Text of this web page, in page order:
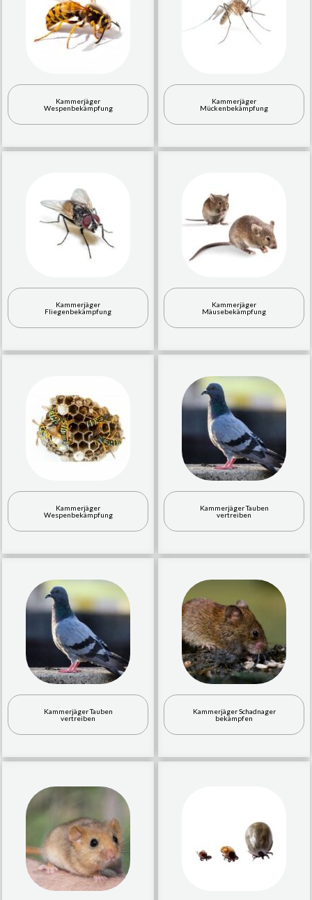
Kammerjäger
Wespenbekämpfung
Kammerjäger
Mückenbekämpfung
Kammerjäger
Fliegenbekämpfung
Kammerjäger
Mäusebekämpfung
Kammerjäger
Wespenbekämpfung
Kammerjäger Tauben
vertreiben
Kammerjäger Tauben
vertreiben
Kammerjäger Schadnager
bekämpfen